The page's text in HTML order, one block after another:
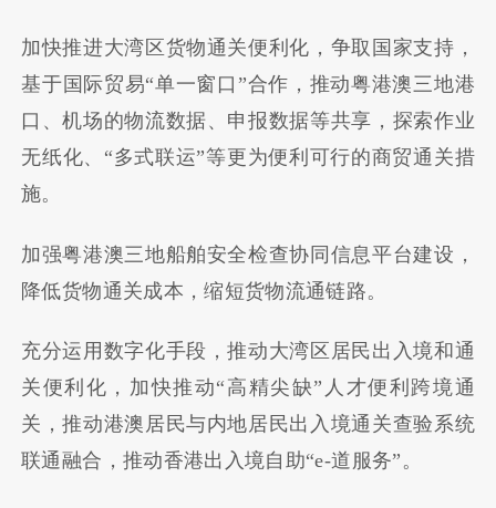
加快推进大湾区货物通关便利化，争取国家支持，
基于国际贸易“单一窗口”合作，推动粤港澳三地港
口、机场的物流数据、申报数据等共享，探索作业
无纸化、“多式联运”等更为便利可行的商贸通关措
施。
加强粤港澳三地船舶安全检查协同信息平台建设，
降低货物通关成本，缩短货物流通链路。
充分运用数字化手段，推动大湾区居民出入境和通
关便利化，加快推动“高精尖缺”人才便利跨境通
关，推动港澳居民与内地居民出入境通关查验系统
联通融合，推动香港出入境自助“e-道服务”。